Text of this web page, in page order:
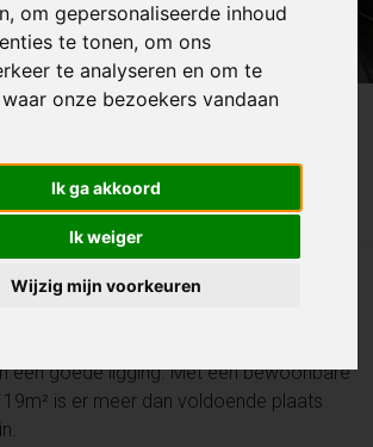
om gepersonaliseerde inhoud
te tonen, om ons
te analyseren en om te
onze bezoekers vandaan
Ik ga akkoord
Ik weiger
Wijzig mijn voorkeuren
12 , AALST
woning
een goede ligging. Met een bewoonbare
is er meer dan voldoende plaats